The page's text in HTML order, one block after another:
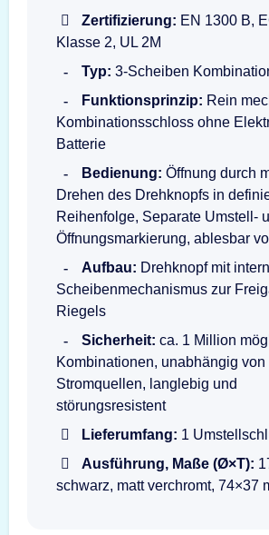
Zertifizierung: EN 1300 B,
Klasse 2, UL 2M
Typ: 3-Scheiben
Funktionsprinzip: Rein
Kombinationsschloss ohne
Batterie
Bedienung: Öffnung durch
Drehen des Drehknopfs in
Reihenfolge, Separate Umstell-
Öffnungsmarkierung, ablesbar
Aufbau: Drehknopf mit
Scheibenmechanismus zur
Riegels
Sicherheit: ca. 1 Million
Kombinationen, unabhängig von
Stromquellen, langlebig und
störungsresistent
Lieferumfang: 1
Ausführung, Maße (Ø×T):
schwarz, matt verchromt, 74×37